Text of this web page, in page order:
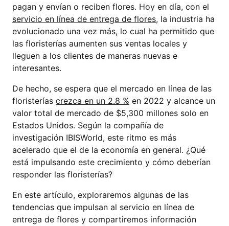
pagan y envían o reciben flores. Hoy en día, con el
servicio en línea de entrega de flores, la industria ha
evolucionado una vez más, lo cual ha permitido que
las floristerías aumenten sus ventas locales y
lleguen a los clientes de maneras nuevas e
interesantes.
De hecho, se espera que el mercado en línea de las
floristerías crezca en un 2.8 % en 2022 y alcance un
valor total de mercado de $5,300 millones solo en
Estados Unidos. Según la compañía de
investigación IBISWorld, este ritmo es más
acelerado que el de la economía en general. ¿Qué
está impulsando este crecimiento y cómo deberían
responder las floristerías?
En este artículo, exploraremos algunas de las
tendencias que impulsan al servicio en línea de
entrega de flores y compartiremos información